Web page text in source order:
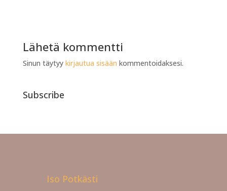
Lähetä kommentti
Sinun täytyy kirjautua sisään kommentoidaksesi.
Subscribe
Iso Potkästi